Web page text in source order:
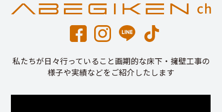
私たちが日々行っていること画期的な床下・擁壁工事の
様子や実績などをご紹介したします